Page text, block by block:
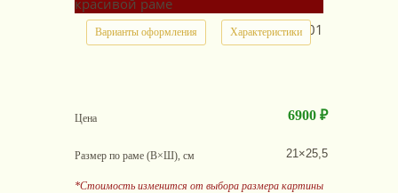
Варианты оформления Характеристики
арт.25301
Цена 6900 ₽
Размер по раме (В×Ш), см 21×25,5
*Стоимость изменится от выбора размера картины